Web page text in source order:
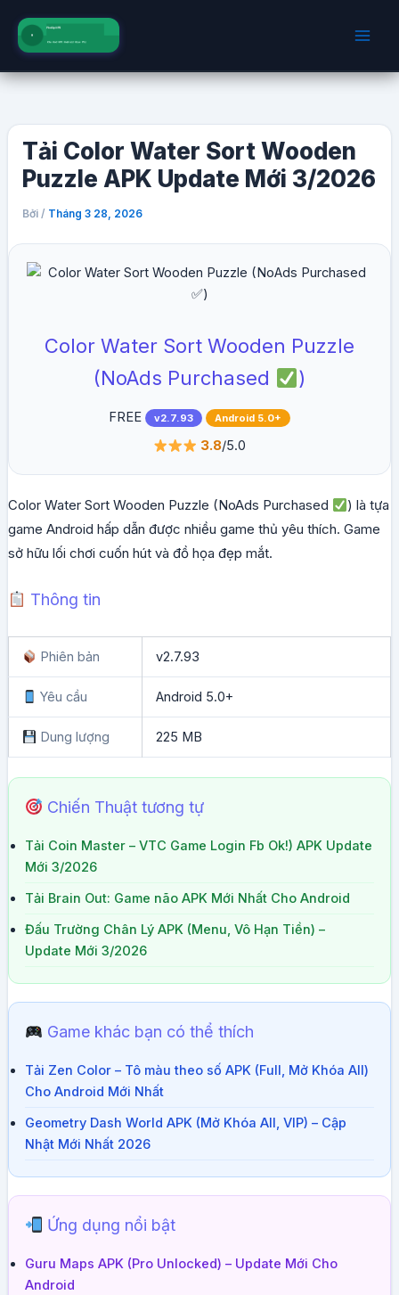
dung
Tải Color Water Sort Wooden
Puzzle APK Update Mới 3/2026
Bởi / Tháng 3 28, 2026
Color Water Sort Wooden Puzzle
(NoAds Purchased
)
FREE v2.7.93 Android 5.0+
3.8/5.0
Color Water Sort Wooden Puzzle (NoAds Purchased
) là tựa
game Android hấp dẫn được nhiều game thủ yêu thích. Game
sở hữu lối chơi cuốn hút và đồ họa đẹp mắt.
Thông tin
Phiên bản v2.7.93
Yêu cầu Android 5.0+
Dung lượng 225 MB
Chiến Thuật tương tự
Tải Coin Master – VTC Game Login Fb Ok!) APK Update
Mới 3/2026
Tải Brain Out: Game não APK Mới Nhất Cho Android
Đấu Trường Chân Lý APK (Menu, Vô Hạn Tiền) –
Update Mới 3/2026
Game khác bạn có thể thích
Tải Zen Color – Tô màu theo số APK (Full, Mở Khóa All)
Cho Android Mới Nhất
Geometry Dash World APK (Mở Khóa All, VIP) – Cập
Nhật Mới Nhất 2026
Ứng dụng nổi bật
Guru Maps APK (Pro Unlocked) – Update Mới Cho
Android